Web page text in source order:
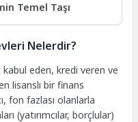
Temel Taşı
Nelerdir?
eden, kredi veren ve
lisanslı bir finans
fon fazlası olanlarla
(yatırımcılar, borçlular)